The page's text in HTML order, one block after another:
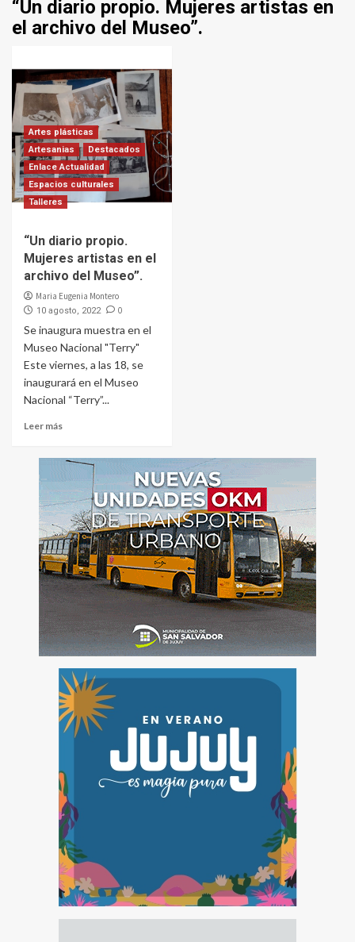
“Un diario propio. Mujeres artistas en
el archivo del Museo”.
Artes plásticas
Artesanias
Destacados
Enlace Actualidad
Espacios culturales
Talleres
“Un diario propio.
Mujeres artistas en el
archivo del Museo”.
Maria Eugenia Montero
10 agosto, 2022 0
Se inaugura muestra en el
Museo Nacional "Terry"
Este viernes, a las 18, se
inaugurará en el Museo
Nacional “Terry”...
Leer más